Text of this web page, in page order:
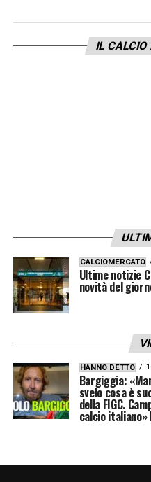
in questo caso
LA PLAYLIST DELLE
IL CALCIO
CALCIOMERCATO
Ultime notizie
novità del
HANNO DETTO
Bargiggia:
svelo cosa è
della FIGC.
calcio italiano»